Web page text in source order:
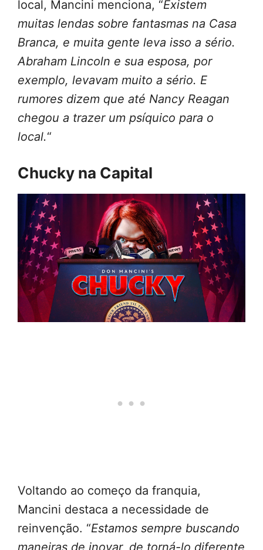
local, Mancini menciona, “Existem
muitas lendas sobre fantasmas na Casa
Branca, e muita gente leva isso a sério.
Abraham Lincoln e sua esposa, por
exemplo, levavam muito a sério. E
rumores dizem que até Nancy Reagan
chegou a trazer um psíquico para o
local.“
Chucky na Capital
Voltando ao começo da franquia,
Mancini destaca a necessidade de
reinvenção. “Estamos sempre buscando